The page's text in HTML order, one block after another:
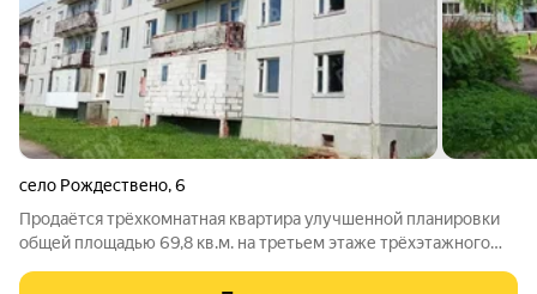
село Рождествено,6
Продаётся трёхкомнатная квартира улучшенной планировки
общей площадью 69,8 кв.м. на третьем этаже трёхэтажного